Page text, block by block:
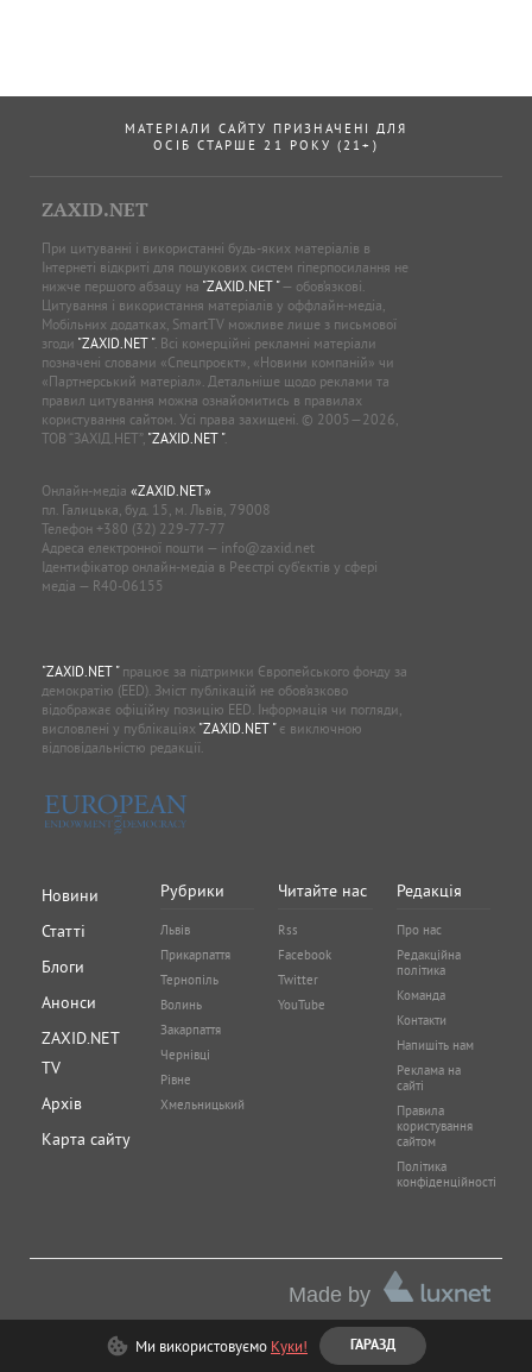
МАТЕРІАЛИ САЙТУ ПРИЗНАЧЕНІ ДЛЯ
ОСІБ СТАРШЕ 21 РОКУ (21+)
ZAXID.NET
При цитуванні і використанні будь-яких матеріалів в
Інтернеті відкриті для пошукових систем гіперпосилання не
нижче першого абзацу на "ZAXID.NET "— обов’язкові.
Цитування і використання матеріалів у оффлайн-медіа,
Мобільних додатках, SmartTV можливе лише з письмової
згоди "ZAXID.NET ". Всі комерційні рекламні матеріали
позначені словами «Спецпроєкт», «Новини компаній» чи
«Партнерський матеріал». Детальніше щодо реклами та
правил цитування можна ознайомитись в правилах
користування сайтом. Усі права захищені. © 2005—2026,
ТОВ “ЗАХІД.НЕТ”, "ZAXID.NET ".
Онлайн-медіа «ZAXID.NET»
пл. Галицька, буд. 15, м. Львів, 79008
Телефон +380 (32) 229-77-77
Адреса електронної пошти — info@zaxid.net
Ідентифікатор онлайн-медіа в Реєстрі суб'єктів у сфері
медіа — R40-06155
"ZAXID.NET "працює за підтримки Європейського фонду за
демократію (EED). Зміст публікацій не обов’язково
відображає офіційну позицію EED. Інформація чи погляди,
висловлені у публікаціях "ZAXID.NET "є виключною
відповідальністю редакції.
Новини
Статті
Блоги
Анонси
ZAXID.NET
TV
Архів
Карта сайту
Рубрики
Львів
Прикарпаття
Тернопіль
Волинь
Закарпаття
Чернівці
Рівне
Хмельницький
Читайте нас
Rss
Facebook
Twitter
YouTube
Редакція
Про нас
Редакційна
політика
Команда
Контакти
Напишіть нам
Реклама на
сайті
Правила
користування
сайтом
Політика
конфіденційності
Made by
Ми використовуємо Куки! ГАРАЗД